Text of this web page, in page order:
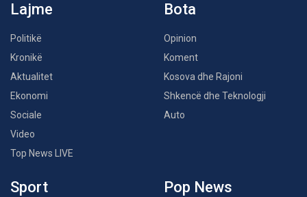
Lajme
Politikë
Kronikë
Aktualitet
Ekonomi
Sociale
Video
Top News LIVE
Bota
Opinion
Koment
Kosova dhe Rajoni
Shkencë dhe Teknologji
Auto
Sport Pop News